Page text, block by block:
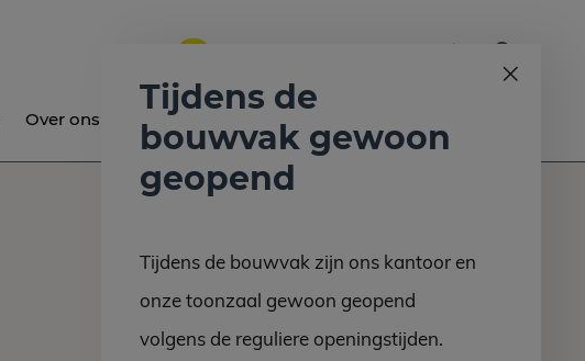
Over ons Nieuws
Tijdens de
bouwvak gewoon
geopend
Tijdens de bouwvak zijn ons kantoor en
onze toonzaal gewoon geopend
volgens de reguliere openingstijden.